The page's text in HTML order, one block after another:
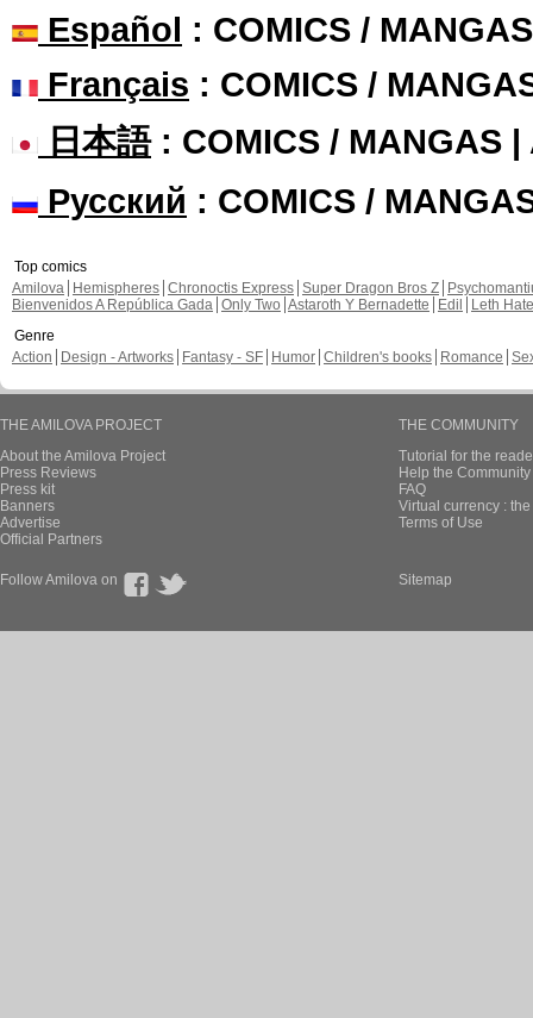
Español : COMICS /
Français : COMICS /
日本語: COMICS / MANGAS |
Русский : COMICS /
Top comics
Amilova
Hemispheres Chronoctis Express Super Dragon Bros Z
Bienvenidos A República Gada Only Two Astaroth Y Bernadette Edil
Leth Hate
Genre
Action
Design - Artworks Fantasy - SF Humor Children's books Romance
THE AMILOVA PROJECT
About the Amilova Project
Press Reviews
Press kit
Banners
Advertise
Official Partners
THE COMMUNITY
Tutorial for the
Help the
FAQ
Virtual currency :
Terms of Use
Follow Amilova on Sitemap